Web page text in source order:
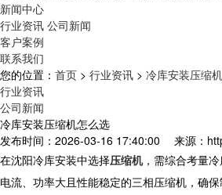
新闻中心
行业资讯 公司新闻
客户案例
联系我们
您的位置： 首页 > 行业资讯 > 冷库安装压缩
行业资讯
公司新闻
冷库安装压缩机怎么选
发布时间：2026-03-16 17:40:00
来源：
在沈阳冷库安装中选择压缩机，需综合考量
电流、功率大且性能稳定的三相压缩机，确保